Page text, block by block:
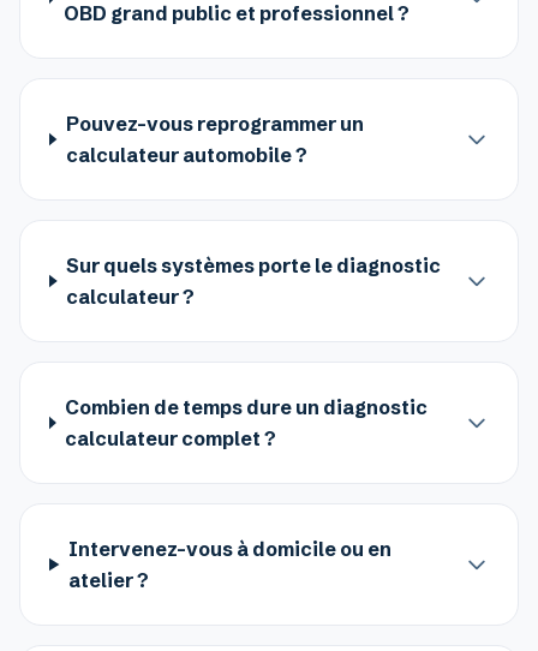
OBD grand public et professionnel ?
Pouvez-vous reprogrammer un
calculateur automobile ?
Sur quels systèmes porte le diagnostic
calculateur ?
Combien de temps dure un diagnostic
calculateur complet ?
Intervenez-vous à domicile ou en
atelier ?